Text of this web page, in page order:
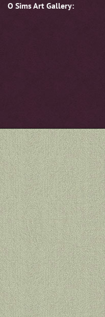
О Sims Art Gallery: